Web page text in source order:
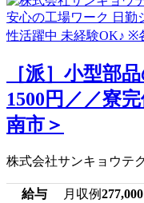
［派］小型部
1500円／／寮
南市＞
株式会社サンキョウテ
給与 月収例277,000